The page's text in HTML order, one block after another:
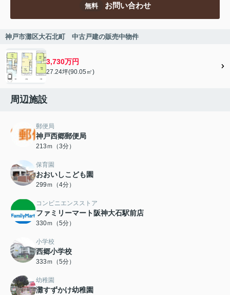
無料 お問い合わせ
神戸市灘区大石北町 中古戸建の販売中物件
3,730万円
27.24坪(90.05㎡)
周辺施設
郵便局
神戸西郷郵便局
213ｍ（3分）
保育園
おおいしこども園
299ｍ（4分）
コンビニエンスストア
ファミリーマート阪神大石駅前店
330ｍ（5分）
小学校
西郷小学校
333ｍ（5分）
幼稚園
灘すずかけ幼稚園